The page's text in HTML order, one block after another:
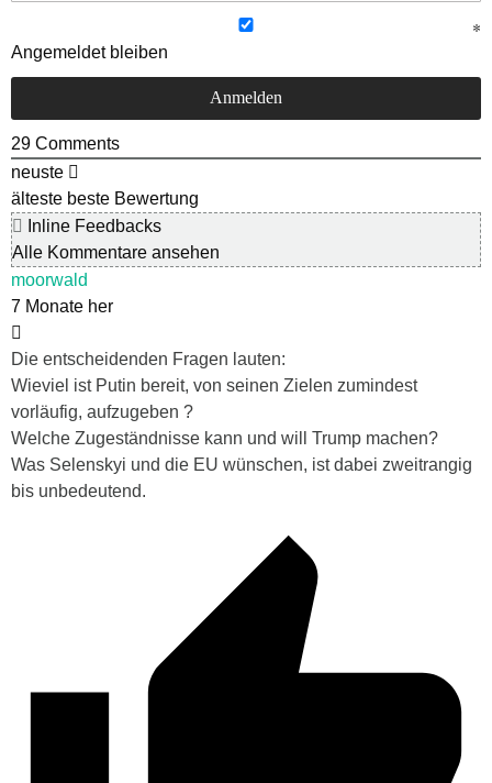
Angemeldet bleiben
29 Comments
neuste
älteste beste Bewertung
Inline Feedbacks
Alle Kommentare ansehen
moorwald
7 Monate her
Die entscheidenden Fragen lauten:
Wieviel ist Putin bereit, von seinen Zielen zumindest
vorläufig, aufzugeben ?
Welche Zugeständnisse kann und will Trump machen?
Was Selenskyi und die EU wünschen, ist dabei zweitrangig
bis unbedeutend.